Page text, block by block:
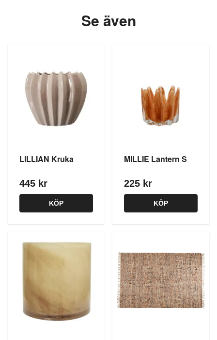
Se även
LILLIAN Kruka
445 kr
KÖP
MILLIE Lantern S
225 kr
KÖP